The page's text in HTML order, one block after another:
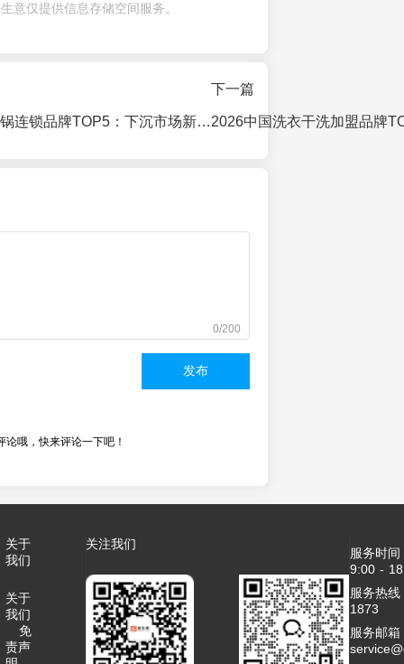
意仅提供信息存储空间服务。
2026中国菜市火锅连锁品牌TOP5：下沉市场新宠与加盟投资洞察
下一篇
0/200
发布
论哦，快来评论一下吧！
关于
我们
关于
我们
免
责声
关注我们
服务时
9:00 -
服务热
1873
服务邮箱